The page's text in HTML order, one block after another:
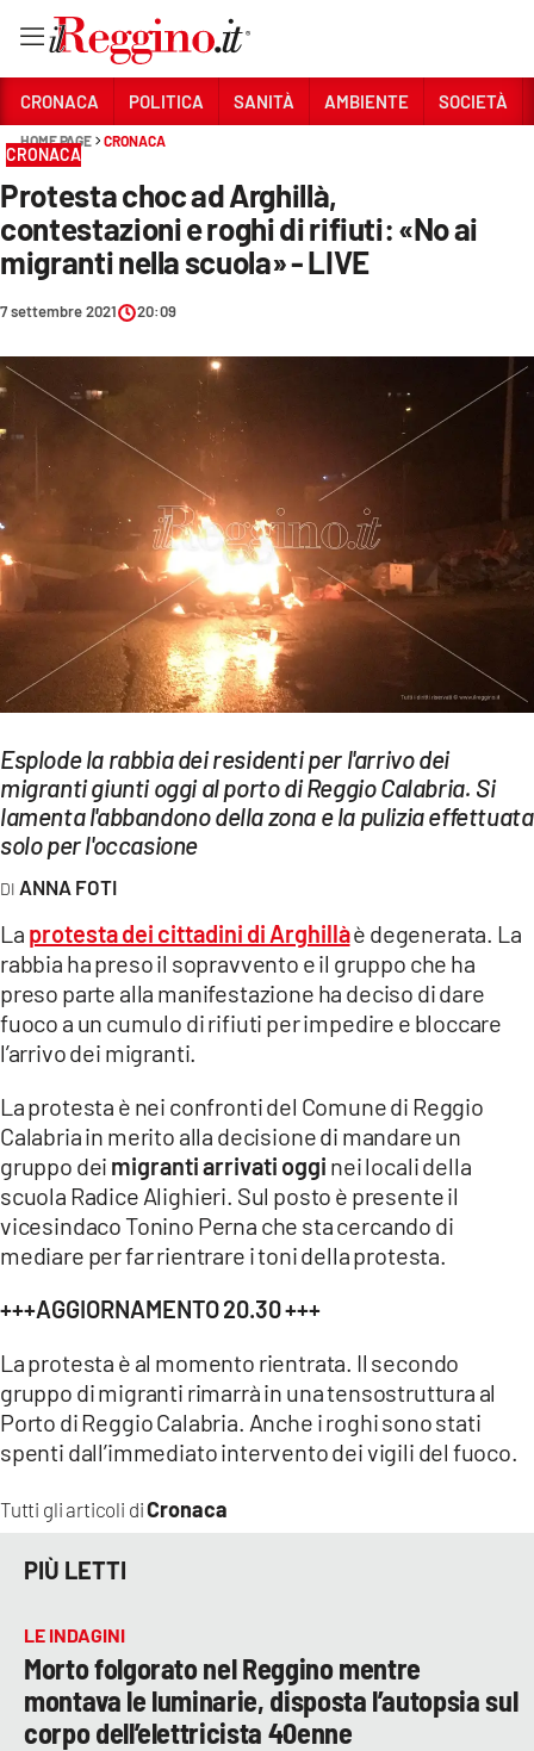
Sezioni
CRONACA
POLITICA
SANITÀ
AMBIENTE
SOCIETÀ
ECONOMIA E LAVORO
EVENTI
SPORT
Streaming
LAC NETWORK
LAC ONAIR
LaC
LACPLAY.IT
LACTV.IT
LACONAIR.IT
LACITYMAG.IT
ILREGGINO.IT
COSENZACHANNEL.IT
ILVIBONESE.IT
CATANZAROCHANNEL.IT
LACAPITALENEWS.IT
App
APPLE
CRONACA POLITICA SANITÀ AMBIENTE SOCIETÀ
HOME PAGE CRONACA
CRONACA
Protesta choc ad Arghillà,
contestazioni e roghi di rifiuti: «No ai
migranti nella scuola» - LIVE
7 settembre 2021 20:09
Esplode la rabbia dei residenti per l'arrivo dei
migranti giunti oggi al porto di Reggio Calabria. Si
lamenta l'abbandono della zona e la pulizia effettuata
solo per l'occasione
ANNA FOTI
Tutti gli articoli diCronaca
La protesta dei cittadini di Arghillàè degenerata. La
rabbia ha preso il sopravvento e il gruppo che ha
preso parte alla manifestazione ha deciso di dare
fuoco a un cumulo di rifiuti per impedire e bloccare
l’arrivo dei migranti.
La protesta è nei confronti del Comune di Reggio
Calabria in merito alla decisione di mandare un
gruppo dei migranti arrivati oggi nei locali della
scuola Radice Alighieri. Sul posto è presente il
vicesindaco Tonino Perna che sta cercando di
mediare per far rientrare i toni della protesta.
+++AGGIORNAMENTO 20.30 +++
La protesta è al momento rientrata. Il secondo
gruppo di migranti rimarrà in una tensostruttura al
Porto di Reggio Calabria. Anche i roghi sono stati
spenti dall’immediato intervento dei vigili del fuoco.
PIÙ LETTI
LE INDAGINI
Morto folgorato nel Reggino mentre
montava le luminarie, disposta l’autopsia sul
corpo dell’elettricista 40enne